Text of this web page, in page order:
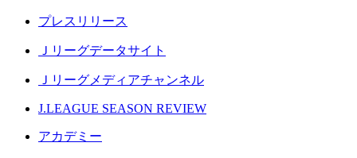
プレスリリース
Ｊリーグデータサイト
Ｊリーグメディアチャンネル
J.LEAGUE SEASON REVIEW
アカデミー